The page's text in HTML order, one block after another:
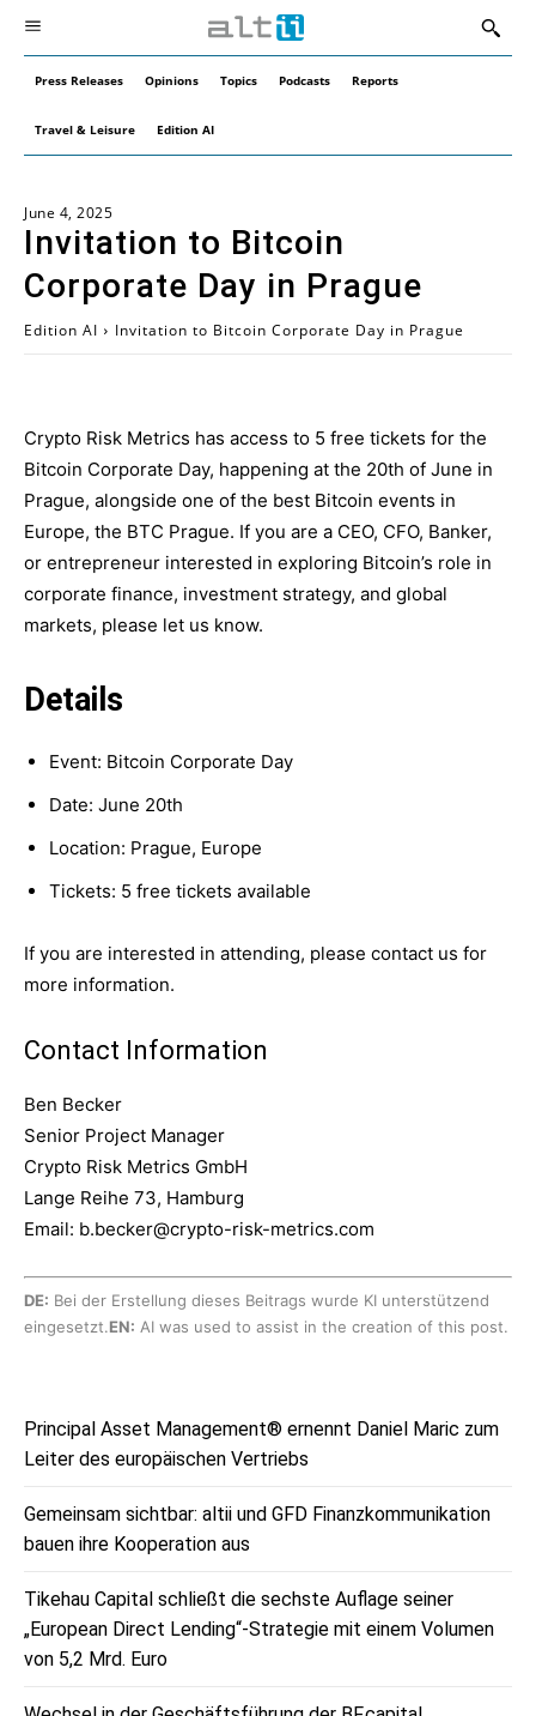
Press Releases Opinions Topics Podcasts Reports
Travel & Leisure Edition AI
June 4, 2025
Invitation to Bitcoin
Corporate Day in Prague
Edition AI Invitation to Bitcoin Corporate Day in Prague
Crypto Risk Metrics has access to 5 free tickets for the
Bitcoin Corporate Day, happening at the 20th of June in
Prague, alongside one of the best Bitcoin events in
Europe, the BTC Prague. If you are a CEO, CFO, Banker,
or entrepreneur interested in exploring Bitcoin’s role in
corporate finance, investment strategy, and global
markets, please let us know.
Details
Event: Bitcoin Corporate Day
Date: June 20th
Location: Prague, Europe
Tickets: 5 free tickets available
If you are interested in attending, please contact us for
more information.
Contact Information
Ben Becker
Senior Project Manager
Crypto Risk Metrics GmbH
Lange Reihe 73, Hamburg
Email: b.becker@crypto-risk-metrics.com
DE: Bei der Erstellung dieses Beitrags wurde KI unterstützend
eingesetzt.EN: AI was used to assist in the creation of this post.
Principal Asset Management® ernennt Daniel Maric zum
Leiter des europäischen Vertriebs
Gemeinsam sichtbar: altii und GFD Finanzkommunikation
bauen ihre Kooperation aus
Tikehau Capital schließt die sechste Auflage seiner
„European Direct Lending“-Strategie mit einem Volumen
von 5,2 Mrd. Euro